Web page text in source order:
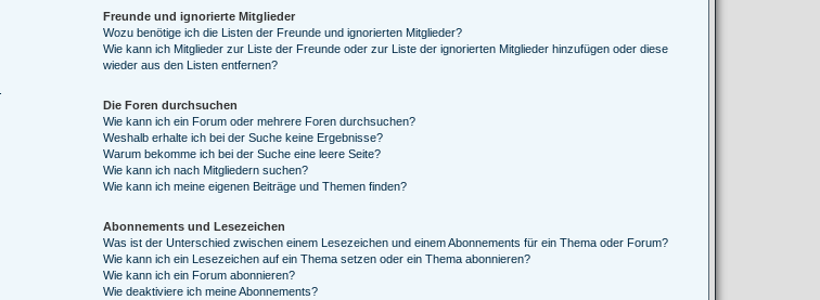
Freunde und ignorierte Mitglieder
Wozu benötige ich die Listen der Freunde und ignorierten Mitglieder?
Wie kann ich Mitglieder zur Liste der Freunde oder zur Liste der ignorierten Mitglieder hinzufügen oder diese
wieder aus den Listen entfernen?
Die Foren durchsuchen
Wie kann ich ein Forum oder mehrere Foren durchsuchen?
Weshalb erhalte ich bei der Suche keine Ergebnisse?
Warum bekomme ich bei der Suche eine leere Seite?
Wie kann ich nach Mitgliedern suchen?
Wie kann ich meine eigenen Beiträge und Themen finden?
Abonnements und Lesezeichen
Was ist der Unterschied zwischen einem Lesezeichen und einem Abonnements für ein Thema oder Forum?
Wie kann ich ein Lesezeichen auf ein Thema setzen oder ein Thema abonnieren?
Wie kann ich ein Forum abonnieren?
Wie deaktiviere ich meine Abonnements?